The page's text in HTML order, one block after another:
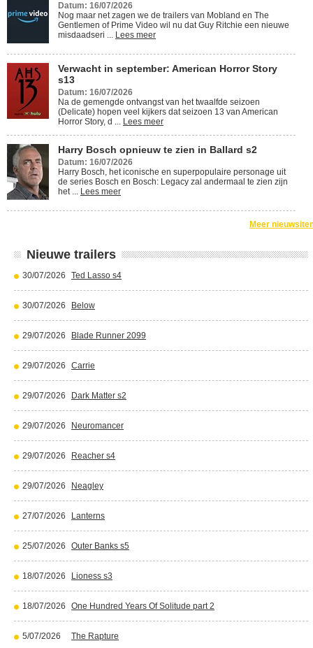
Datum: 16/07/2026
Nog maar net zagen we de trailers van Mobland en The
Gentlemen of Prime Video wil nu dat Guy Ritchie een nieuwe
misdaadseri ... Lees meer
Verwacht in september: American Horror Story
s13
Datum: 16/07/2026
Na de gemengde ontvangst van het twaalfde seizoen
(Delicate) hopen veel kijkers dat seizoen 13 van American
Horror Story, d ... Lees meer
Harry Bosch opnieuw te zien in Ballard s2
Datum: 16/07/2026
Harry Bosch, het iconische en superpopulaire personage uit
de series Bosch en Bosch: Legacy zal andermaal te zien zijn
het ... Lees meer
Meer
Nieuwe trailers
30/07/2026 Ted Lasso s4
30/07/2026 Below
29/07/2026 Blade Runner 2099
29/07/2026 Carrie
29/07/2026 Dark Matter s2
29/07/2026 Neuromancer
29/07/2026 Reacher s4
29/07/2026 Neagley
27/07/2026 Lanterns
25/07/2026 Outer Banks s5
18/07/2026 Lioness s3
18/07/2026 One Hundred Years Of Solitude part 2
5/07/2026 The Rapture